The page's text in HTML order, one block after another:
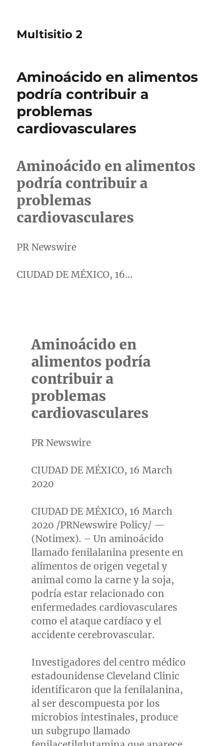
Multisitio 2
Aminoácido en alimentos
podría contribuir a
problemas
cardiovasculares
Aminoácido en alimentos
podría contribuir a
problemas
cardiovasculares
PR Newswire
CIUDAD DE MÉXICO, 16…
Aminoácido en
alimentos podría
contribuir a
problemas
cardiovasculares
PR Newswire
CIUDAD DE MÉXICO, 16 March
2020
CIUDAD DE MÉXICO, 16 March
2020 /PRNewswire Policy/ —
(Notimex). – Un aminoácido
llamado fenilalanina presente en
alimentos de origen vegetal y
animal como la carne y la soja,
podría estar relacionado con
enfermedades cardiovasculares
como el ataque cardíaco y el
accidente cerebrovascular.
Investigadores del centro médico
estadounidense Cleveland Clinic
identificaron que la fenilalanina,
al ser descompuesta por los
microbios intestinales, produce
un subgrupo llamado